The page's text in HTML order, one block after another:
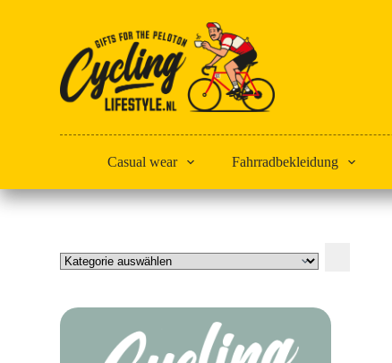
Casual wear Fahrradbekleidung
auswählen